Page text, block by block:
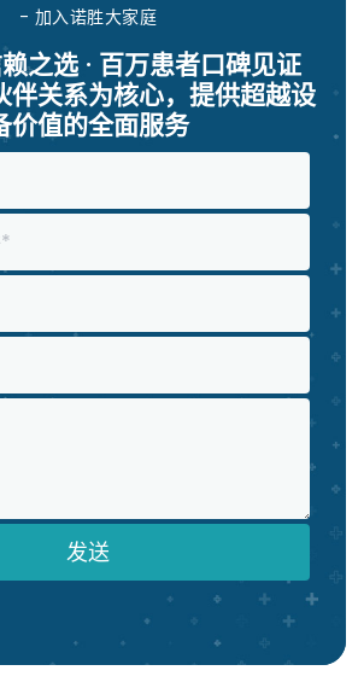
- 加入诺胜大家庭
之选 · 百万患者口碑见证
伴关系为核心，提供超越设
价值的全面服务
发送